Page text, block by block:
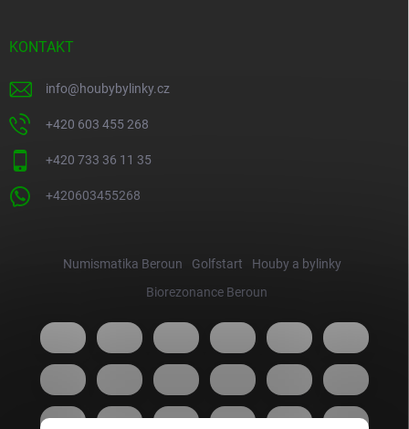
KONTAKT
info@houbybylinky.cz
+420 603 455 268
+420 733 36 11 35
+420603455268
Numismatika Beroun Golfstart
Houby a bylinky
Biorezonance Beroun